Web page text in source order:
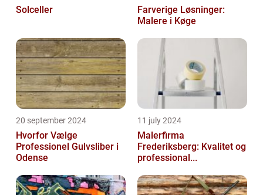
Solceller
Farverige Løsninger:
Malere i Køge
20 september 2024
Hvorfor Vælge
Professionel Gulvsliber i
Odense
11 july 2024
Malerfirma
Frederiksberg: Kvalitet og
professional...